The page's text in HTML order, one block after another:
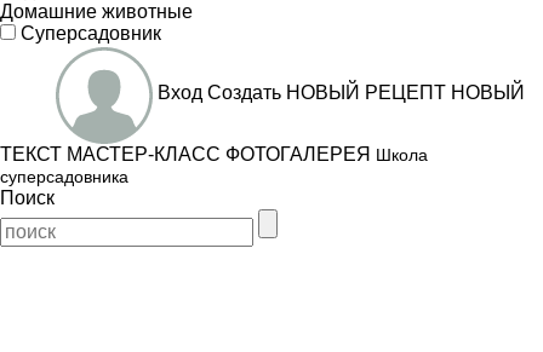
Домашние животные
Суперсадовник
Вход Создать НОВЫЙ РЕЦЕПТ НОВЫЙ
ТЕКСТ МАСТЕР-КЛАСС ФОТОГАЛЕРЕЯ Школа
суперсадовника
Поиск